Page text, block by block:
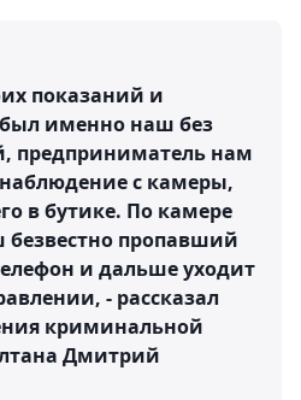
показаний и
был именно наш без
предприниматель нам
с камеры,
в бутике. По камере
пропавший
и дальше уходит
- рассказал
криминальной
Дмитрий